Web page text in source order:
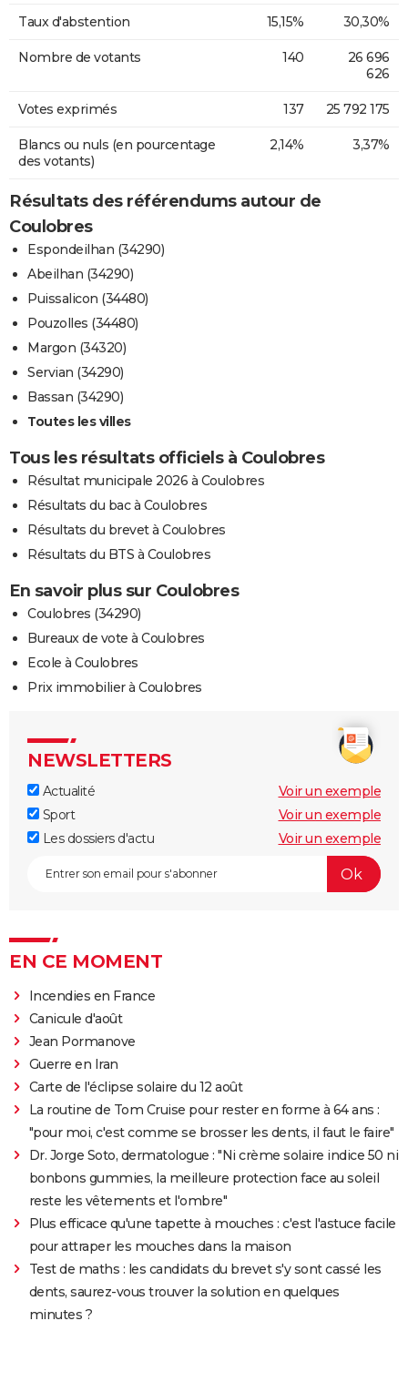
Taux d'abstention 15,15% 30,30%
Nombre de votants 140
26 696
626
Votes exprimés 137 25 792 175
Blancs ou nuls (en pourcentage
des votants)
2,14% 3,37%
Résultats des référendums autour de
Coulobres
Espondeilhan (34290)
Abeilhan (34290)
Puissalicon (34480)
Pouzolles (34480)
Margon (34320)
Servian (34290)
Bassan (34290)
Toutes les villes
Tous les résultats officiels à Coulobres
Résultat municipale 2026 à Coulobres
Résultats du bac à Coulobres
Résultats du brevet à Coulobres
Résultats du BTS à Coulobres
En savoir plus sur Coulobres
Coulobres (34290)
Bureaux de vote à Coulobres
Ecole à Coulobres
Prix immobilier à Coulobres
NEWSLETTERS
Actualité
Voir un exemple
Sport
Voir un exemple
Les dossiers d'actu
Voir un exemple
EN CE MOMENT
Incendies en France
Canicule d'août
Jean Pormanove
Guerre en Iran
Carte de l'éclipse solaire du 12 août
La routine de Tom Cruise pour rester en forme à 64 ans :
"pour moi, c'est comme se brosser les dents, il faut le faire"
Dr. Jorge Soto, dermatologue : "Ni crème solaire indice 50 ni
bonbons gummies, la meilleure protection face au soleil
reste les vêtements et l'ombre"
Plus efficace qu'une tapette à mouches : c'est l'astuce facile
pour attraper les mouches dans la maison
Test de maths : les candidats du brevet s'y sont cassé les
dents, saurez-vous trouver la solution en quelques
minutes ?